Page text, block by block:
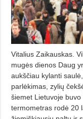
Vitalius Zaikauskas.
mugės dienos Daug
aukščiau kylanti
parlėkimas, zylių
šiemet Lietuvoje
termometras rodė 20